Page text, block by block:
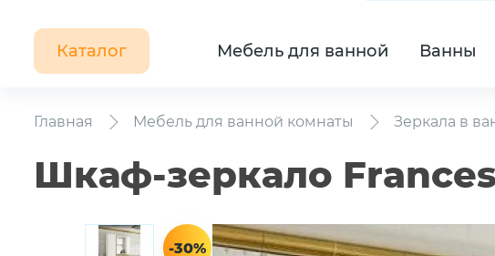
Каталог Мебель для ванной Ванны
Главная Мебель для ванной комнаты Зеркала в
Шкаф-зеркало
-30%